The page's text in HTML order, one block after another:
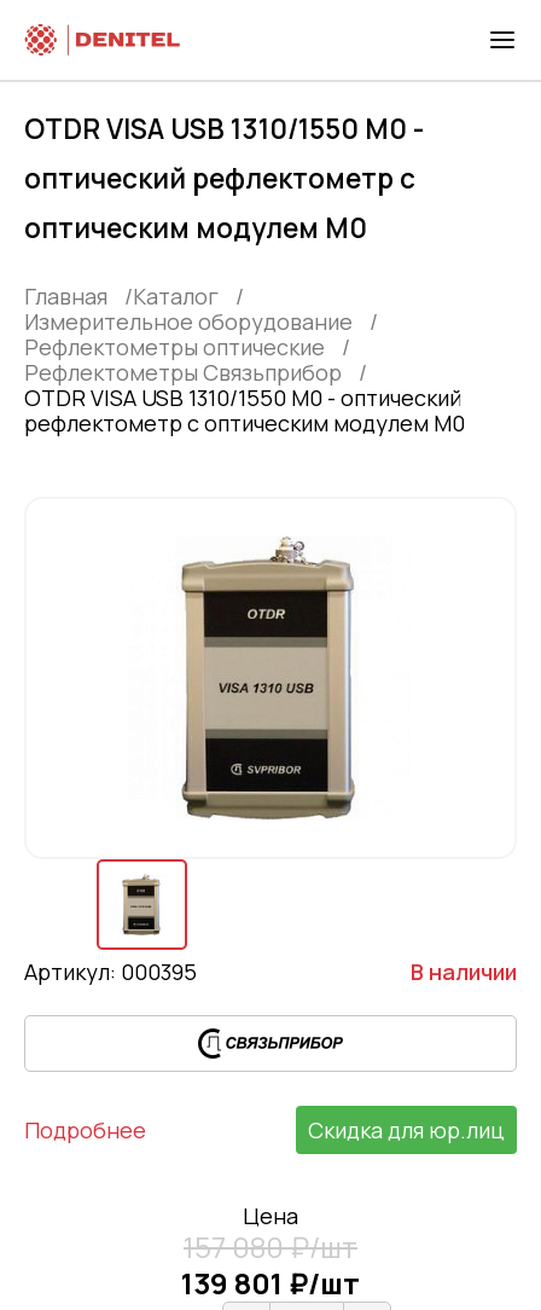
OTDR VISA USB 1310/1550 М0 -
оптический рефлектометр с
оптическим модулем М0
Главная
Каталог
Измерительное оборудование
Рефлектометры оптические
Рефлектометры Связьприбор
OTDR VISA USB 1310/1550 М0 - оптический
рефлектометр с оптическим модулем М0
Артикул: 000395 В наличии
Подробнее Скидка для юр.лиц
Цена
157 080 ₽/шт
139 801 ₽/шт